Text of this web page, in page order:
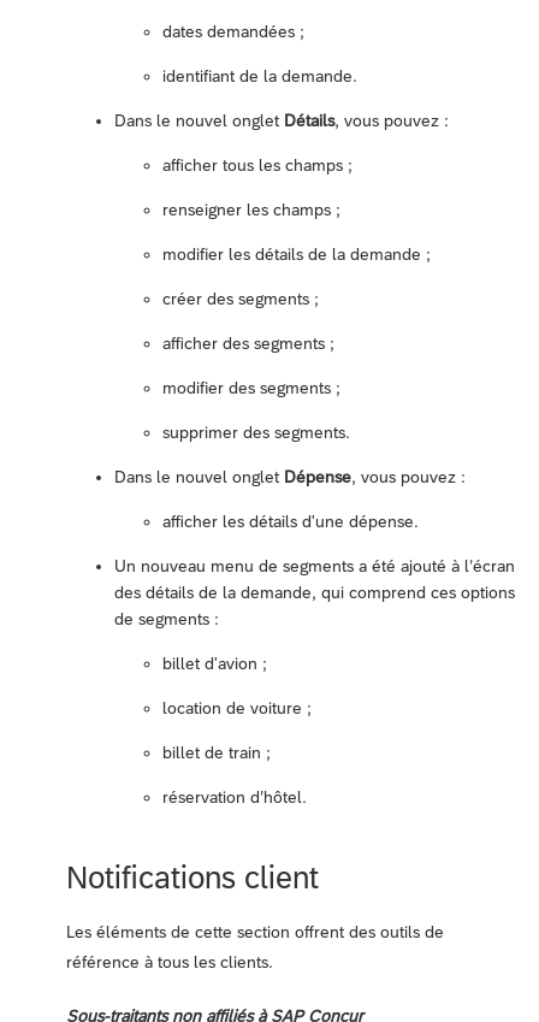
dates demandées ;
identifiant de la demande.
Dans le nouvel onglet Détails, vous pouvez :
afficher tous les champs ;
renseigner les champs ;
modifier les détails de la demande ;
créer des segments ;
afficher des segments ;
modifier des segments ;
supprimer des segments.
Dans le nouvel onglet Dépense, vous pouvez :
afficher les détails d'une dépense.
Un nouveau menu de segments a été ajouté à l’écran
des détails de la demande, qui comprend ces options
de segments :
billet d'avion ;
location de voiture ;
billet de train ;
réservation d’hôtel.
Notifications client
Les éléments de cette section offrent des outils de
référence à tous les clients.
Sous-traitants non affiliés à SAP Concur